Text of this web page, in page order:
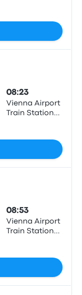
08:23
Vienna Airport
Train Station
08:53
Vienna Airport
Train Station